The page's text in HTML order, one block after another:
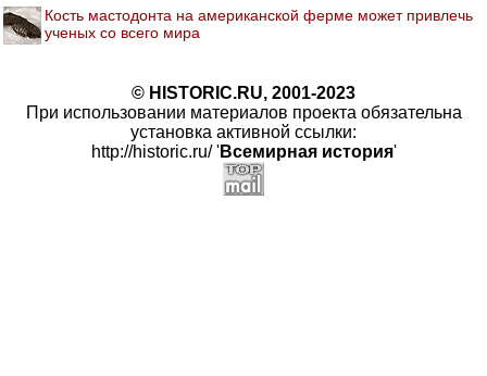
Кость мастодонта на американской ферме может привлечь
ученых со всего мира
© HISTORIC.RU, 2001-2023
При использовании материалов проекта обязательна
установка активной ссылки:
http://historic.ru/ 'Всемирная история'